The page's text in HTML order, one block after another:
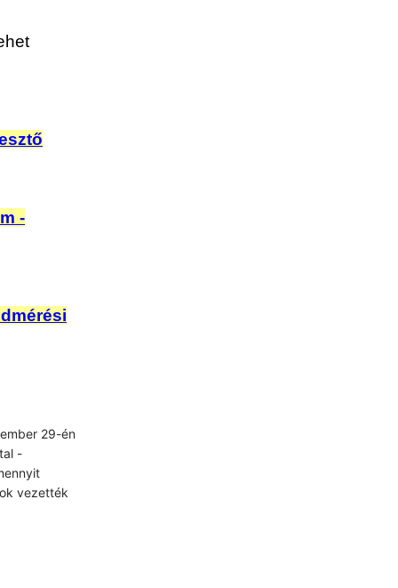
-
29-én
-
vezették